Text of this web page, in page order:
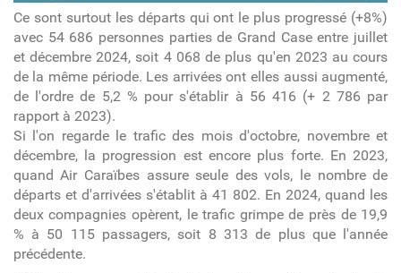
Ce sont surtout les départs qui ont le plus progressé (+8%)
avec 54 686 personnes parties de Grand Case entre juillet
et décembre 2024, soit 4 068 de plus qu'en 2023 au cours
de la même période. Les arrivées ont elles aussi augmenté,
de l'ordre de 5,2 % pour s'établir à 56 416 (+ 2 786 par
rapport à 2023).
Si l'on regarde le trafic des mois d'octobre, novembre et
décembre, la progression est encore plus forte. En 2023,
quand Air Caraïbes assure seule des vols, le nombre de
départs et d'arrivées s'établit à 41 802. En 2024, quand les
deux compagnies opèrent, le trafic grimpe de près de 19,9
% à 50 115 passagers, soit 8 313 de plus que l'année
précédente.